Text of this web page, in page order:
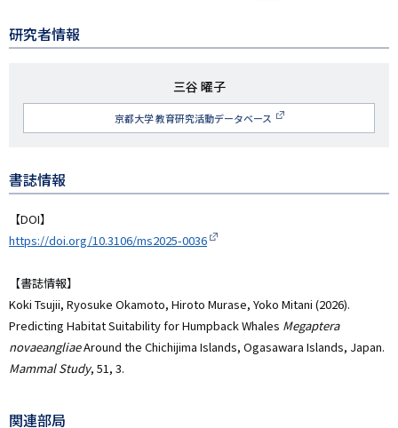
研究者情報
研
究
者
三谷 曜子
京都大学 教育研究活動データベース
書誌情報
【DOI】
https://doi.org/10.3106/ms2025-0036
【書誌情報】
Koki Tsujii, Ryosuke Okamoto, Hiroto Murase, Yoko Mitani (2026).
Predicting Habitat Suitability for Humpback Whales Megaptera
novaeangliaeAround the Chichijima Islands, Ogasawara Islands, Japan.
Mammal Study, 51, 3.
関連部局